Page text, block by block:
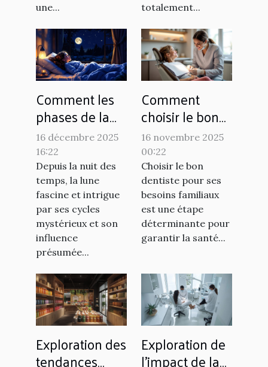
une...
totalement...
Comment les
phases de la
lune affectent-
elles nos
habitudes de
sommeil ?
16 décembre 2025
16:22
Depuis la nuit des
temps, la lune
fascine et intrigue
par ses cycles
mystérieux et son
influence
présumée...
Comment
choisir le bon
dentiste pour
vos besoins
familiaux ?
16 novembre 2025
00:22
Choisir le bon
dentiste pour ses
besoins familiaux
est une étape
déterminante pour
garantir la santé...
Exploration des
tendances
Exploration de
l'impact de la